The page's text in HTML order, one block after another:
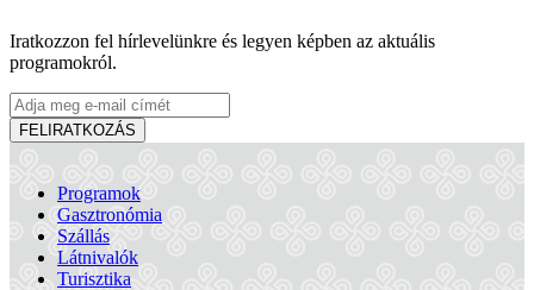
Iratkozzon fel hírlevelünkre és legyen képben az aktuális
programokról.
FELIRATKOZÁS
Programok
Gasztronómia
Szállás
Látnivalók
Turisztika